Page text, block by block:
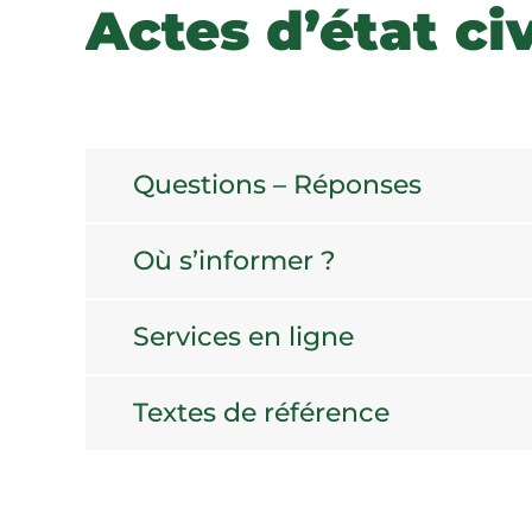
Actes d’état
Questions – Réponses
Où s’informer ?
Services en ligne
Textes de référence